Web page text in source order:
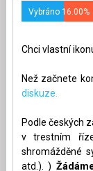
Vybráno 16.00%
Chci vlastní
Než začnete
diskuze.
Podle českých
v trestním
shromážděné
atd.). )